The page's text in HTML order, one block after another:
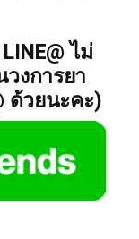
ไม่
งการยา
ด้วยนะคะ)